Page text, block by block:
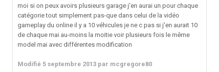
moi si on peux avoirs plusieurs garage j'en aurai un pour chaque
catégorie tout simplement pas-que dans celui de la vidéo
gameplay du online il y a 10 véhicules je ne c pas si j'en aurait 10
de chaque mai au-moins la moitie voir plusieurs fois le même
model mai avec différentes modification
Modifié 5 septembre 2013 par mcgregore80